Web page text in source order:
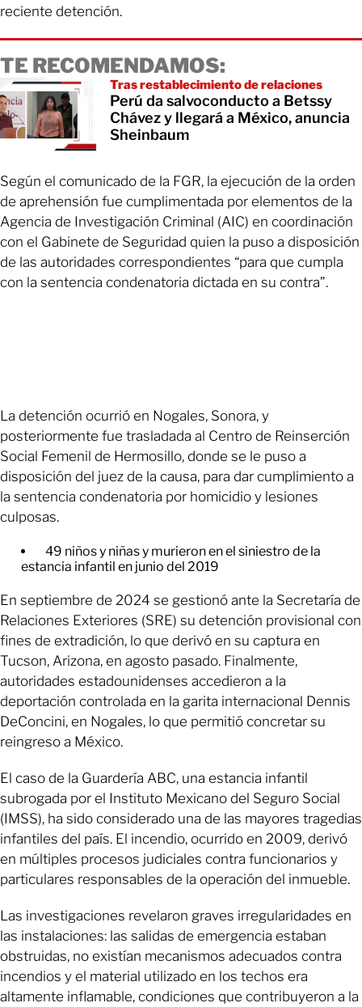
reciente detención.
TE RECOMENDAMOS:
Tras restablecimiento de relaciones
Perú da salvoconducto a Betssy
Chávez y llegará a México, anuncia
Sheinbaum
Según el comunicado de la FGR, la ejecución de la orden
de aprehensión fue cumplimentada por elementos de la
Agencia de Investigación Criminal (AIC) en coordinación
con el Gabinete de Seguridad quien la puso a disposición
de las autoridades correspondientes “para que cumpla
con la sentencia condenatoria dictada en su contra”.
La detención ocurrió en Nogales, Sonora, y
posteriormente fue trasladada al Centro de Reinserción
Social Femenil de Hermosillo, donde se le puso a
disposición del juez de la causa, para dar cumplimiento a
la sentencia condenatoria por homicidio y lesiones
culposas.
49 niños y niñas y murieron en el siniestro de la
estancia infantil en junio del 2019
En septiembre de 2024 se gestionó ante la Secretaría de
Relaciones Exteriores (SRE) su detención provisional con
fines de extradición, lo que derivó en su captura en
Tucson, Arizona, en agosto pasado. Finalmente,
autoridades estadounidenses accedieron a la
deportación controlada en la garita internacional Dennis
DeConcini, en Nogales, lo que permitió concretar su
reingreso a México.
El caso de la Guardería ABC, una estancia infantil
subrogada por el Instituto Mexicano del Seguro Social
(IMSS), ha sido considerado una de las mayores tragedias
infantiles del país. El incendio, ocurrido en 2009, derivó
en múltiples procesos judiciales contra funcionarios y
particulares responsables de la operación del inmueble.
Las investigaciones revelaron graves irregularidades en
las instalaciones: las salidas de emergencia estaban
obstruidas, no existían mecanismos adecuados contra
incendios y el material utilizado en los techos era
altamente inflamable, condiciones que contribuyeron a la